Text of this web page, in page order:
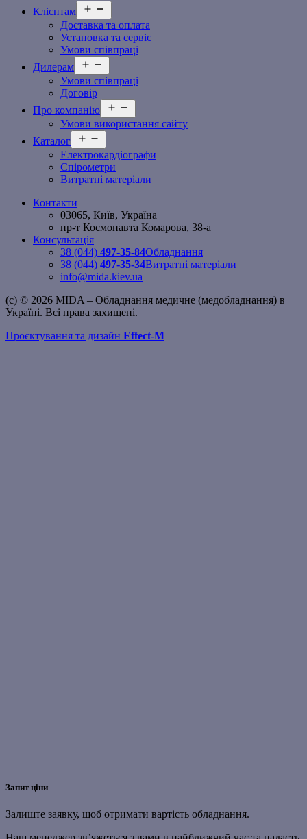
Клієнтам
меню
Доставка та оплата
Установка та сервіс
Умови співпраці
Дилерам
меню
Умови співпраці
Договір
Про компанію
меню
Умови використання сайту
Каталог
меню
Електрокардіографи
Спірометри
Витратні матеріали
Контакти
03065, Київ, Україна
пр-т Космонавта Комарова, 38-а
Консультація
38 (044) 497-35-84Обладнання
38 (044) 497-35-34Витратні матеріали
info@mida.kiev.ua
(c) © 2026 MIDA – Обладнання медичне (медобладнання) в
Україні. Всі права захищені.
Проєктування та дизайн Effect-M
Запит ціни
Залиште заявку, щоб отримати вартість обладнання.